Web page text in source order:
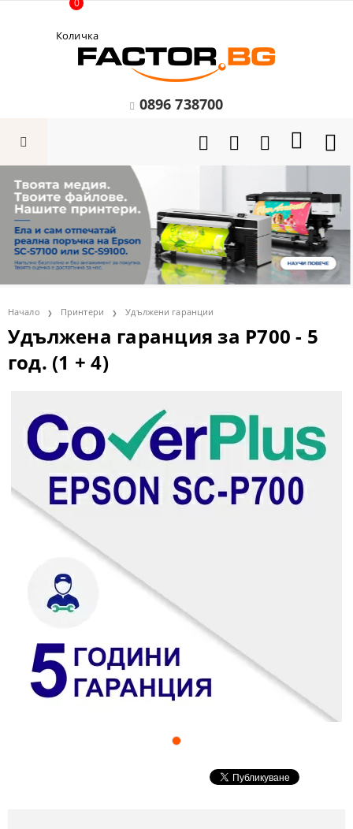
Количка
0
0896 738700
Начало Принтери Удължени гаранции
Удължена гаранция за P700 - 5
год. (1 + 4)